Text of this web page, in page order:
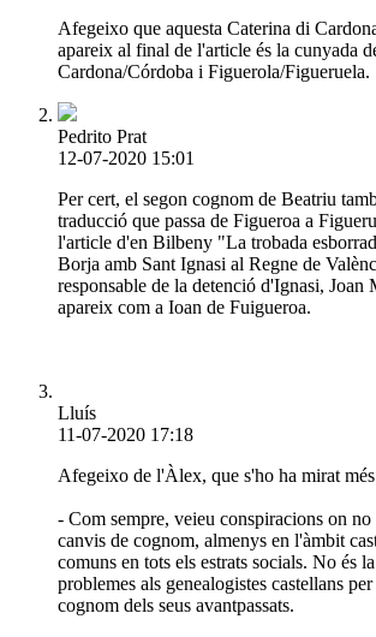
Afegeixo que aquesta Caterina di
apareix al final de l'article és la cunyada
Cardona/Córdoba i Figuerola/Figueruela.
Pedrito Prat
12-07-2020 15:01
Per cert, el segon cognom de Beatriu
traducció que passa de Figueroa a
l'article d'en Bilbeny "La trobada
Borja amb Sant Ignasi al Regne de
responsable de la detenció d'Ignasi, Joan
apareix com a Ioan de Fuigueroa.
Lluís
11-07-2020 17:18
Afegeixo de l'Àlex, que s'ho ha mirat
- Com sempre, veieu conspiracions on
canvis de cognom, almenys en l'àmbit
comuns en tots els estrats socials. No és
problemes als genealogistes castellans
cognom dels seus avantpassats.